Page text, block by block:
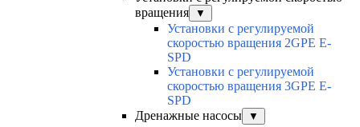
вращения
▼
Установки с регулируемой
скоростью вращения 2GPE E-
SPD
Установки с регулируемой
скоростью вращения 3GPE E-
SPD
Дренажные насосы
▼